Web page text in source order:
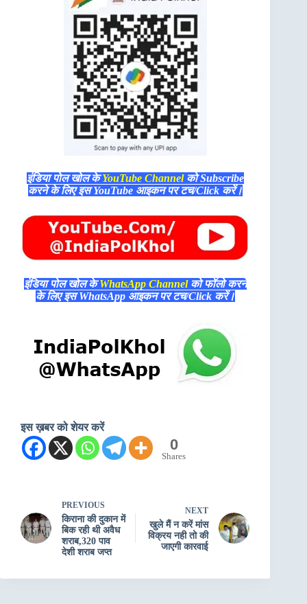
इंडिया पोल खोल केYouTube Channelको Subscribe
करने के लिए इस YouTube आइकन पर टच/Click करें।
इंडिया पोल खोल केWhatsApp Channelको फॉलो करने
के लिए इस WhatsApp आइकन पर टच/Click करें।
इस ख़बर को शेयर करें
0
Shares
PREVIOUS
किराना की दुकान में
बिक रही थी अवैध
शराब,320 पाव
देशी शराब जप्त
NEXT
खुले मैं न करें मांस
विक्रय नही तो की
जाएगी कारवाई